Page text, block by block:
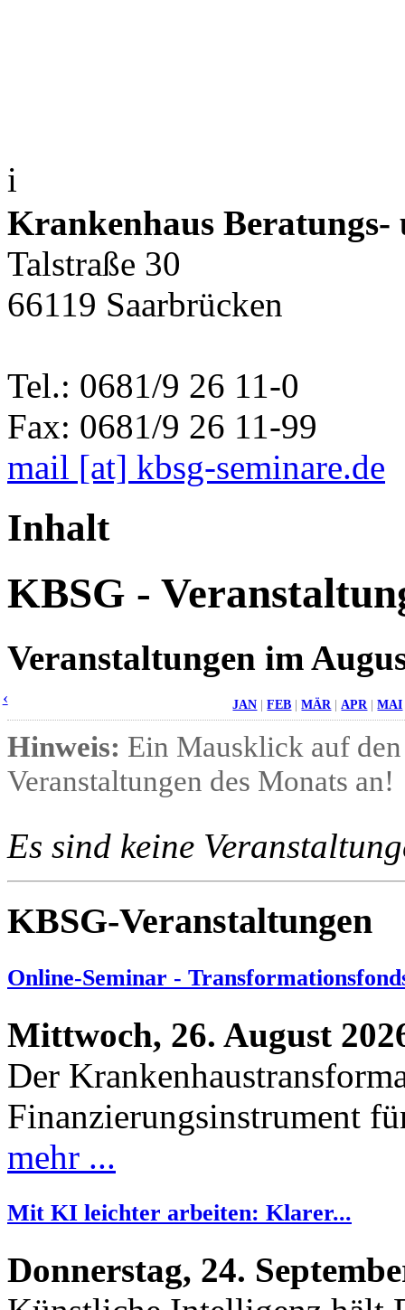
i
Krankenhaus Beratungs-
66119 Saarbrücken
Tel.: 0681/9 26 11-0
Fax: 0681/9 26 11-99
mail [at] kbsg-seminare.de
Inhalt
KBSG -
Veranstaltungen im
JAN |FEB | MÄR |APR MAI
Hinweis: Ein Mausklick auf
Veranstaltungen des Monats an!
Es sind keine
KBSG-Veranstaltungen
Online-Seminar -
Mittwoch, 26. August
Der
Finanzierungsinstrument
Mit KI leichter arbeiten: Klarer...